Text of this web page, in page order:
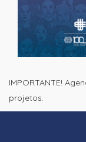
IMPORTANTE!
projetos.